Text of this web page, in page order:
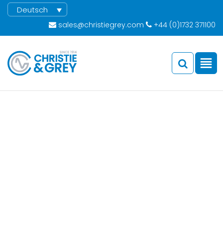
Deutsch
sales@christiegrey.com +44 (0)1732 371100